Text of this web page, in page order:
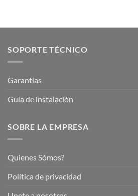
SOPORTE TÉCNICO
Garantías
Guía de instalación
SOBRE LA EMPRESA
Quienes Sómos?
Política de privacidad